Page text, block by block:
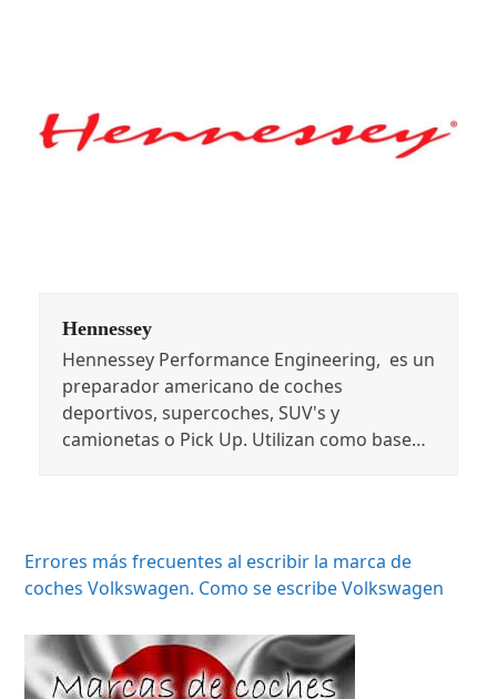
Hennessey
Hennessey Performance Engineering, es un
preparador americano de coches
deportivos, supercoches, SUV's y
camionetas o Pick Up. Utilizan como base…
Errores más frecuentes al escribir la marca de
coches Volkswagen. Como se escribe Volkswagen